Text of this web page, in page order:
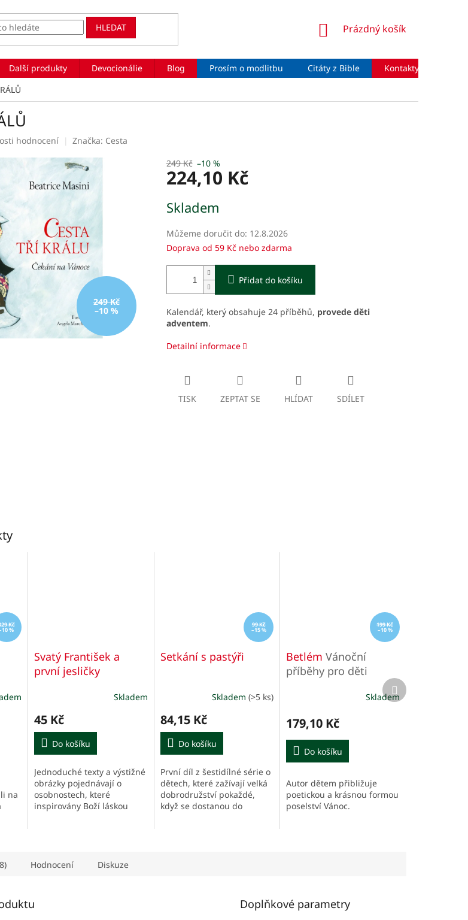
HLEDAT
NÁKUPNÍ
Prázdný košík
Další produkty Devocionálie Blog Prosím o modlitbu Citáty z Bible Kontakty
hodnocení Značka: Cesta
249 Kč
–10 %
249 Kč –10 %
224,10 Kč
cena:
Skladem
Můžeme doručit do: 12.8.2026
Doprava od 59 Kč nebo zdarma
Přidat do košíku
Kalendář, který obsahuje 24 příběhů, provede děti
adventem.
Detailní informace
TISK ZEPTAT SE HLÍDAT SDÍLET
Kč
%
na
Svatý František a
první jesličky
Skladem
45 Kč
Do košíku
Jednoduché texty a výstižné
obrázky pojednávají o
osobnostech, které
inspirovány Boží láskou
99 Kč
–15 %
Setkání s pastýři
Skladem(>5 ks)
84,15 Kč
Do košíku
První díl z šestidílné série o
dětech, které zažívají velká
dobrodružství pokaždé,
když se dostanou do
199 Kč
–10 %
BetlémVánoční
příběhy pro děti
Skladem
179,10 Kč
Do košíku
Autor dětem přibližuje
poetickou a krásnou formou
poselství Vánoc.
Další
produkt
Hodnocení Diskuze
Doplňkové parametry